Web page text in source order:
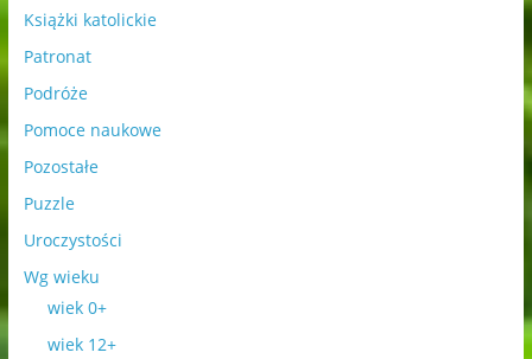
Książki katolickie
Patronat
Podróże
Pomoce naukowe
Pozostałe
Puzzle
Uroczystości
Wg wieku
wiek 0+
wiek 12+